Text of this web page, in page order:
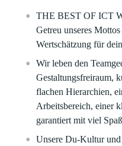
THE BEST OF ICT
Getreu unseres
Wertschätzung für
Wir leben den
Gestaltungsfreiraum,
flachen Hierarchien,
Arbeitsbereich, einer
garantiert mit viel
Unsere Du-Kultur